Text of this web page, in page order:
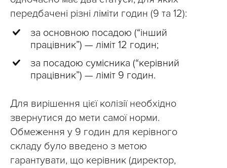
передбачені різні ліміти годин (9 та 12):
за основною посадою (“інший
працівник”) — ліміт 12 годин;
за посадою сумісника (“керівний
працівник”) — ліміт 9 годин.
Для вирішення цієї колізії необхідно
звернутися до мети самої норми.
Обмеження у 9 годин для керівного
складу було введено з метою
гарантувати, що керівник (директор,